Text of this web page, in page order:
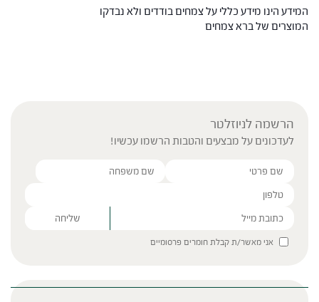
המידע הינו מידע כללי על צמחים בודדים ולא נבדקו
המוצרים של ברא צמחים
הרשמה לניוזלטר
לעדכונים על מבצעים והטבות הרשמו עכשיו!
Please leave this field empty.
אני מאשר/ת קבלת חומרים פרסומיים